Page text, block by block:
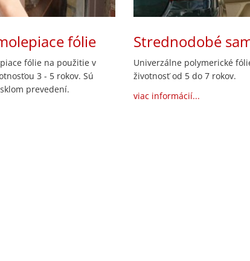
fólie
fólie na použitie v
3 - 5 rokov. Sú
prevedení.
Strednodobé
Univerzálne polymerické
životnosť od 5 do 7 rokov.
viac informácií...